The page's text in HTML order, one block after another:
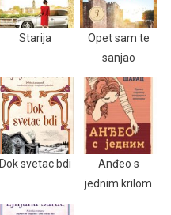
Starija
Opet sam te
sanjao
Dok svetac bdi
Anđeo s
jednim krilom